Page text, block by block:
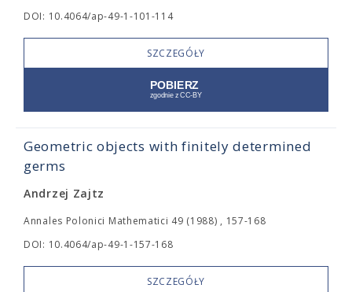
DOI: 10.4064/ap-49-1-101-114
SZCZEGÓŁY
Geometric objects with finitely determined
germs
Andrzej Zajtz
Annales Polonici Mathematici 49 (1988) , 157-168
DOI: 10.4064/ap-49-1-157-168
SZCZEGÓŁY